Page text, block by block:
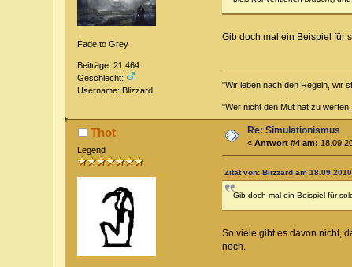
Fade to Grey
Beiträge: 21.464
Geschlecht:
Username: Blizzard
Gib doch mal ein Beispiel für
"Wir leben nach den Regeln, wir
"Wer nicht den Mut hat zu
Thot
Legend
Re: Simulationismus
«Antwort #4 am:
Zitat von: Blizzard am
Gib doch mal ein Beispiel für
So viele gibt es davon nicht,
noch.